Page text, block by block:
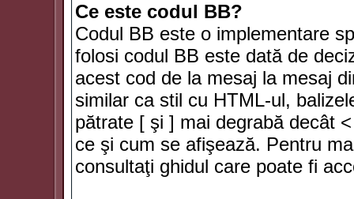
Ce este codul BB?
Codul BB este o implementare
folosi codul BB este dată de
acest cod de la mesaj la mesaj
similar ca stil cu HTML-ul,
pătrate [ şi ] mai degrabă decât
ce şi cum se afişează. Pentru
consultaţi ghidul care poate fi